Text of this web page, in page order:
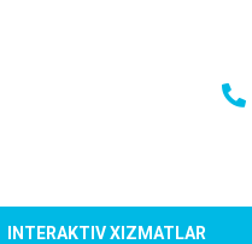
INTERAKTIV XIZMATLAR